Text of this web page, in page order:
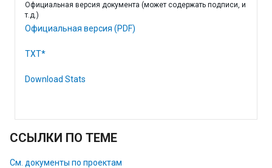
Официальная версия документа (может содержать подписи, и
т.д.)
Официальная версия (PDF)
TXT*
Download Stats
ССЫЛКИ ПО ТЕМЕ
См. документы по проектам